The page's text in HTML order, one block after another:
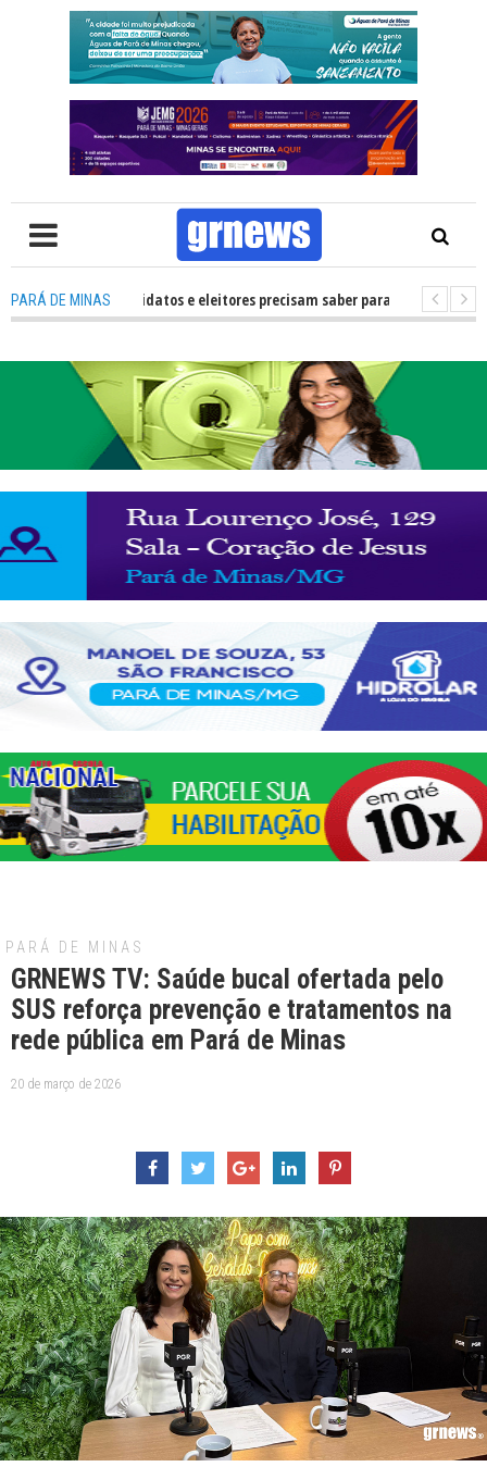
PARÁ DE MINAS
TV: O que candidatos e eleitores precisam saber para não ter problemas
PARÁ DE MINAS
GRNEWS TV: Saúde bucal ofertada pelo
SUS reforça prevenção e tratamentos na
rede pública em Pará de Minas
20 de março de 2026